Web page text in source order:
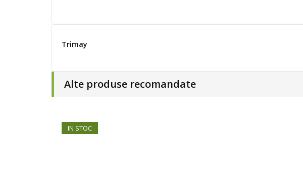
Trimay
Alte produse recomandate
IN STOC